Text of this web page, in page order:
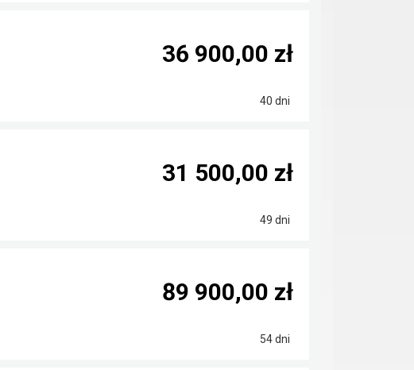
40 dni
36 900,00 zł
49 dni
31 500,00 zł
54 dni
89 900,00 zł